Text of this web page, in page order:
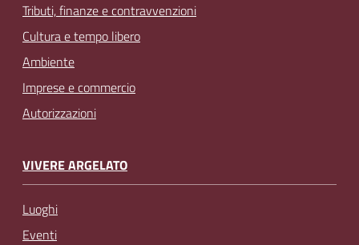
Tributi, finanze e contravvenzioni
Cultura e tempo libero
Ambiente
Imprese e commercio
Autorizzazioni
VIVERE ARGELATO
Luoghi
Eventi